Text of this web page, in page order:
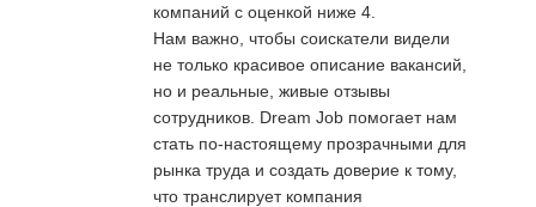
компаний с оценкой ниже 4.
Нам важно, чтобы соискатели видели
не только красивое описание вакансий,
но и реальные, живые отзывы
сотрудников. Dream Job помогает нам
стать по-настоящему прозрачными для
рынка труда и создать доверие к тому,
что транслирует компания